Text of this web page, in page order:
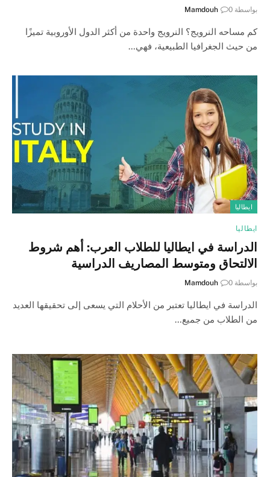
بواسطة Mamdouh 0
كم مساحه النرويج؟ النرويج واحدة من أكثر الدول الأوروبية تميزًا
من حيث الجغرافيا الطبيعية، فهي…
ايطاليا
ايطاليا
الدراسة في ايطاليا للطلاب العرب: أهم شروط
الالتحاق ومتوسط المصاريف الدراسية
بواسطة Mamdouh 0
الدراسة في ايطاليا تعتبر من الأحلام التي يسعى إلى تحقيقها العديد
من الطلاب من جميع…